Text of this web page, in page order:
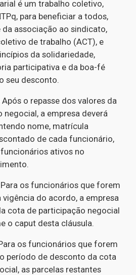
é um trabalho coletivo,
para beneficiar a todos,
associação ao sindicato,
de trabalho (ACT), e
da solidariedade,
participativa e da boa-fé
seu desconto.
Após o repasse dos valores da
a empresa deverá
nome, matrícula
de cada funcionário,
ativos no
Para os funcionários que forem
do acordo, a empresa
cota de participação negocial
o caput desta cláusula.
os funcionários que forem
período de desconto da cota
as parcelas restantes